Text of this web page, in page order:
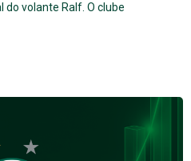
volante Ralf. O clube